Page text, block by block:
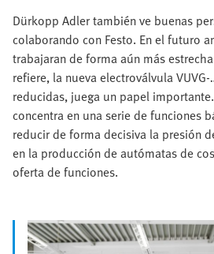
Dürkopp Adler también ve buenas
colaborando con Festo. En el futuro
trabajaran de forma aún más
refiere, la nueva electroválvula
reducidas, juega un papel
concentra en una serie de funciones
reducir de forma decisiva la presión
en la producción de autómatas de
oferta de funciones.